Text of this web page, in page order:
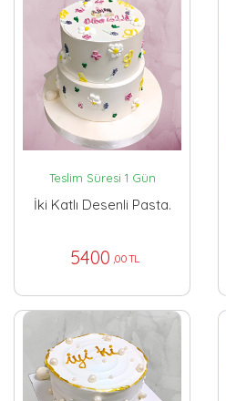
Teslim Süresi 1 Gün
İki Katlı Desenli Pasta.
5400 ,00 TL